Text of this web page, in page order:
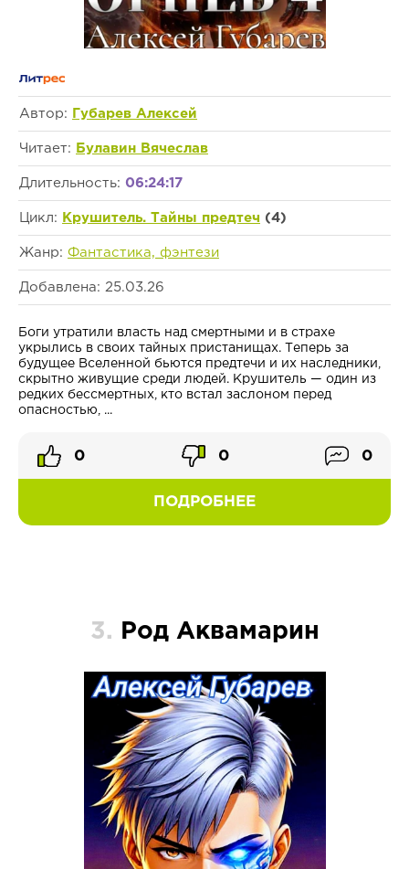
Автор: Губарев Алексей
Читает: Булавин Вячеслав
Длительность: 06:24:17
Цикл: Крушитель. Тайны предтеч (4)
Жанр: Фантастика, фэнтези
Добавлена: 25.03.26
Боги утратили власть над смертными и в страхе
укрылись в своих тайных пристанищах. Теперь за
будущее Вселенной бьются предтечи и их наследники,
скрытно живущие среди людей. Крушитель — один из
редких бессмертных, кто встал заслоном перед
опасностью, ...
ПОДРОБНЕЕ
0 0 0
3. Род Аквамарин